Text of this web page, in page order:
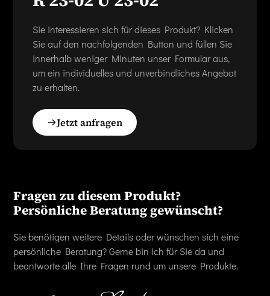
Sie interessieren sich für dieses Produkt? Klicken
Sie auf den nachfolgenden Button und füllen Sie
innerhalb weniger Minuten unser Formular aus,
um ein individuelles und unverbindliches Angebot
zu erhalten.
Jetzt anfragen
Fragen zu diesem Produkt?
Persönliche Beratung gewünscht?
Sie benötigen weitere Details oder wünschen sich eine
persönliche Beratung? Gerne bin ich für Sie da und
beantworte alle Ihre Fragen rund um unsere Produkte.